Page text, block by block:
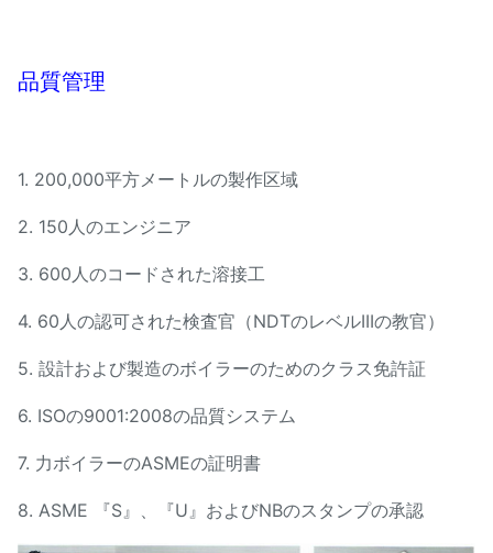
品質管理
1. 200,000平方メートルの製作区域
2. 150人のエンジニア
3. 600人のコードされた溶接工
4. 60人の認可された検査官（NDTのレベルIIIの教官）
5. 設計および製造のボイラーのためのクラス免許証
6. ISOの9001:2008の品質システム
7. 力ボイラーのASMEの証明書
8. ASME 『S』、『U』およびNBのスタンプの承認